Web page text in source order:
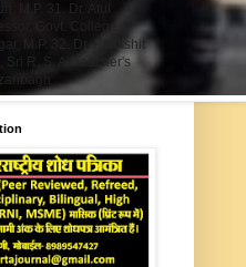
M.P. 31. Dr. Atul
Govt. College,
M.P. 32. Dr. Parikshit
Sri R. S. A. Teacher's